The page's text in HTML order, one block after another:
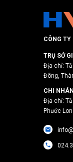
CÔNG TY
TRỤ SỞ
Địa chỉ:
Đông,
CHI
Địa chỉ:
Phước